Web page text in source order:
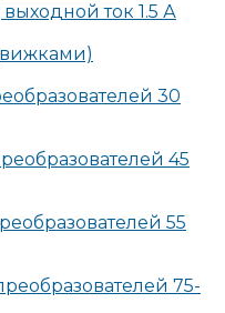
ток 1.5 А
30
45
55
75-